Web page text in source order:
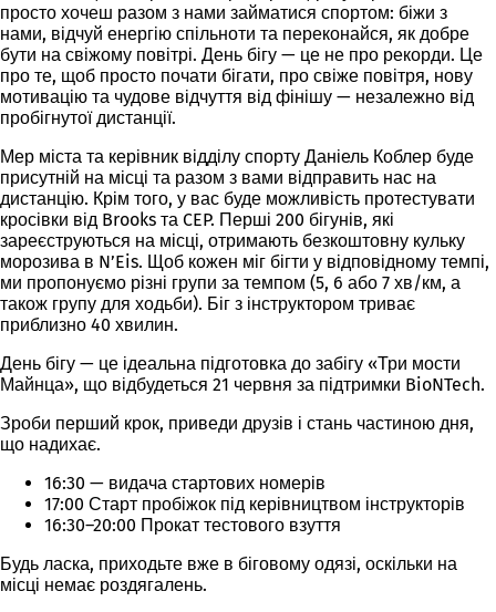
просто хочеш разом з нами займатися спортом: біжи з
нами, відчуй енергію спільноти та переконайся, як добре
бути на свіжому повітрі. День бігу — це не про рекорди. Це
про те, щоб просто почати бігати, про свіже повітря, нову
мотивацію та чудове відчуття від фінішу — незалежно від
пробігнутої дистанції.
Мер міста та керівник відділу спорту Даніель Коблер буде
присутній на місці та разом з вами відправить нас на
дистанцію. Крім того, у вас буде можливість протестувати
кросівки від Brooks та CEP. Перші 200 бігунів, які
зареєструються на місці, отримають безкоштовну кульку
морозива в N’Eis. Щоб кожен міг бігти у відповідному темпі,
ми пропонуємо різні групи за темпом (5, 6 або 7 хв/км, а
також групу для ходьби). Біг з інструктором триває
приблизно 40 хвилин.
День бігу — це ідеальна підготовка до забігу «Три мости
Майнца», що відбудеться 21 червня за підтримки BioNTech.
Зроби перший крок, приведи друзів і стань частиною дня,
що надихає.
16:30 — видача стартових номерів
17:00 Старт пробіжок під керівництвом інструкторів
16:30–20:00 Прокат тестового взуття
Будь ласка, приходьте вже в біговому одязі, оскільки на
місці немає роздягалень.